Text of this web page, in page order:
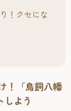
！クセにな
！「鳥飼八幡
よう